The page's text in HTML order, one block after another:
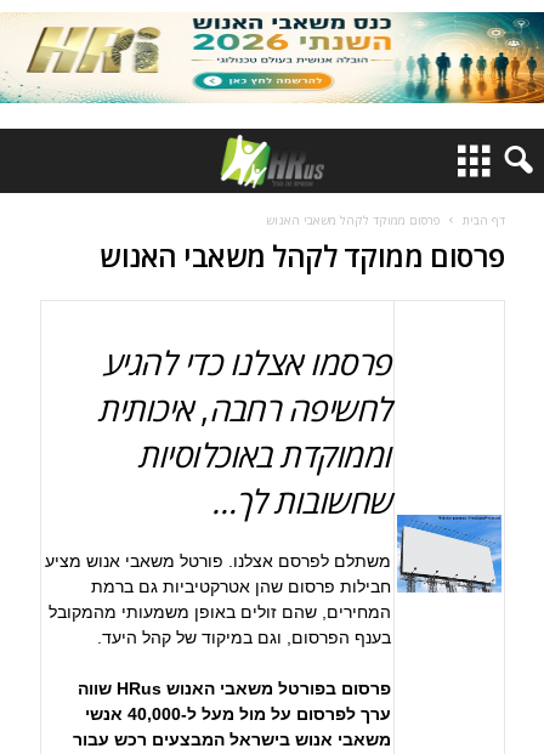
דף הבית פרסום ממוקד לקהל משאבי האנוש
פרסום ממוקד לקהל משאבי האנוש
פרסמו אצלנו כדי להגיע
לחשיפה רחבה,איכותית
וממוקדת באוכלוסיות
שחשובות לך…
משתלם לפרסם אצלנו. פורטל משאבי אנוש מציע
חבילות פרסום שהן אטרקטיביות גם ברמת
המחירים, שהם זולים באופן משמעותי מהמקובל
בענף הפרסום, וגם במיקוד של קהל היעד.
פרסום בפורטל משאבי האנוש HRus שווה
ערך לפרסום על מול מעל ל-40,000 אנשי
משאבי אנוש בישראל המבצעים רכש עבור